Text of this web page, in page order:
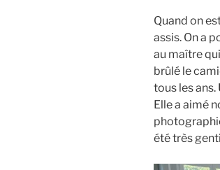
Quand on
assis. On a
au maître
brûlé le
tous les
Elle a aimé
été très